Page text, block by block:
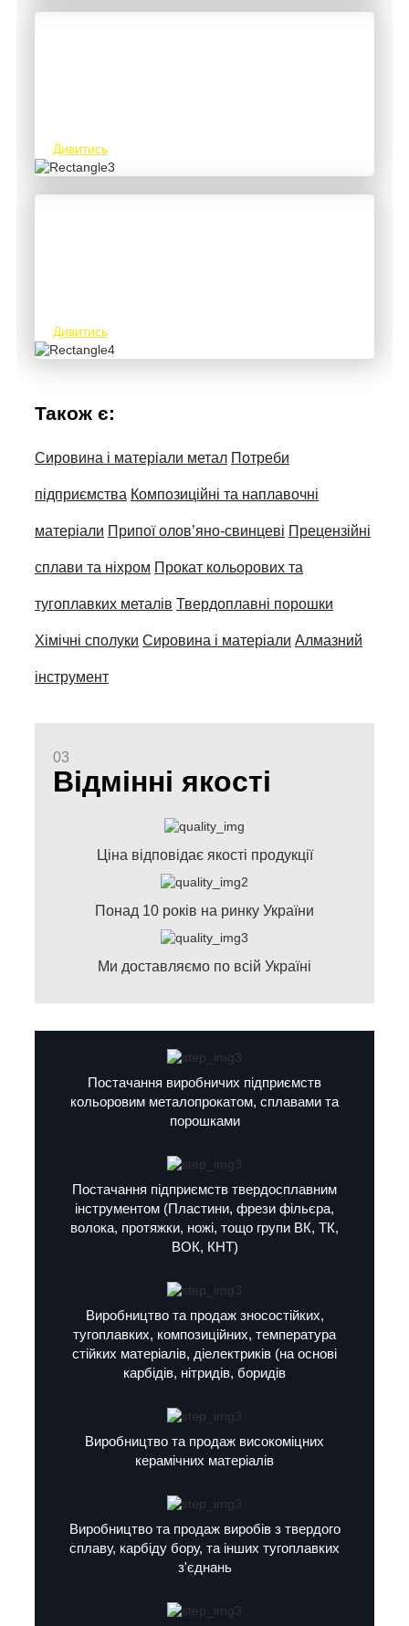
Дивитись
Дивитись
Також є:
Сировина і матеріали метал Потреби
підприємства Композиційні та наплавочні
матеріали Припої олов’яно-свинцеві Прецензійні
сплави та ніхром Прокат кольорових та
тугоплавких металів Твердоплавні порошки
Хімічні сполуки Сировина і матеріали Алмазний
інструмент
03
Відмінні якості
Ціна відповідає якості продукції
Понад 10 років на ринку України
Ми доставляємо по всій Україні
Постачання виробничих підприємств
кольоровим металопрокатом, сплавами та
порошками
Постачання підприємств твердосплавним
інструментом (Пластини, фрези фільєра,
волока, протяжки, ножі, тощо групи ВК, ТК,
ВОК, КНТ)
Виробництво та продаж зносостійких,
тугоплавких, композиційних, температура
стійких матеріалів, діелектриків (на основі
карбідів, нітридів, боридів
Виробництво та продаж високоміцних
керамічних матеріалів
Виробництво та продаж виробів з твердого
сплаву, карбіду бору, та інших тугоплавких
з'єднань